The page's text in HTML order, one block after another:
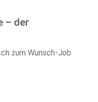
– der
zum Wunsch-Job